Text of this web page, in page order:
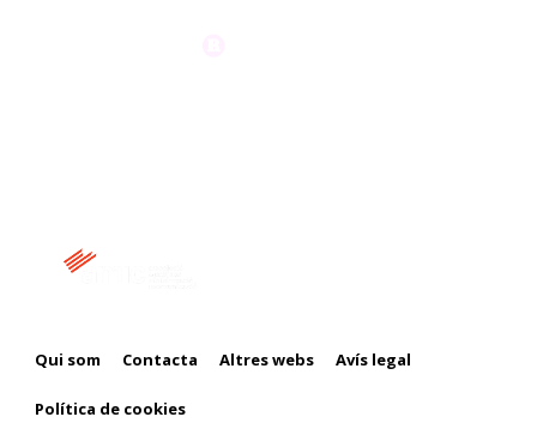
Qui som Contacta Altres webs Avís legal
Política de cookies